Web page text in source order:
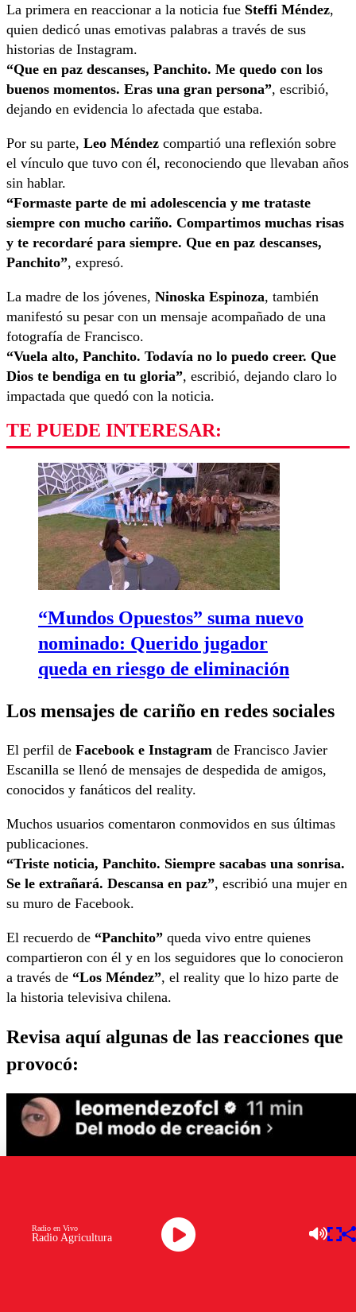
La primera en reaccionar a la noticia fue Steffi Méndez,
quien dedicó unas emotivas palabras a través de sus
historias de Instagram.
“Que en paz descanses, Panchito. Me quedo con los
buenos momentos. Eras una gran persona”, escribió,
dejando en evidencia lo afectada que estaba.
Por su parte, Leo Méndez compartió una reflexión sobre
el vínculo que tuvo con él, reconociendo que llevaban años
sin hablar.
“Formaste parte de mi adolescencia y me trataste
siempre con mucho cariño. Compartimos muchas risas
y te recordaré para siempre. Que en paz descanses,
Panchito”, expresó.
La madre de los jóvenes, Ninoska Espinoza, también
manifestó su pesar con un mensaje acompañado de una
fotografía de Francisco.
“Vuela alto, Panchito. Todavía no lo puedo creer. Que
Dios te bendiga en tu gloria”, escribió, dejando claro lo
impactada que quedó con la noticia.
TE PUEDE INTERESAR:
“Mundos Opuestos” suma nuevo
nominado: Querido jugador
queda en riesgo de eliminación
Los mensajes de cariño en redes sociales
El perfil de Facebook e Instagram de Francisco Javier
Escanilla se llenó de mensajes de despedida de amigos,
conocidos y fanáticos del reality.
Muchos usuarios comentaron conmovidos en sus últimas
publicaciones.
“Triste noticia, Panchito. Siempre sacabas una sonrisa.
Se le extrañará. Descansa en paz”, escribió una mujer en
su muro de Facebook.
El recuerdo de “Panchito” queda vivo entre quienes
compartieron con él y en los seguidores que lo conocieron
a través de “Los Méndez”, el reality que lo hizo parte de
la historia televisiva chilena.
Revisa aquí algunas de las reacciones que
provocó:
Radio Agricultura
Radio en Vivo